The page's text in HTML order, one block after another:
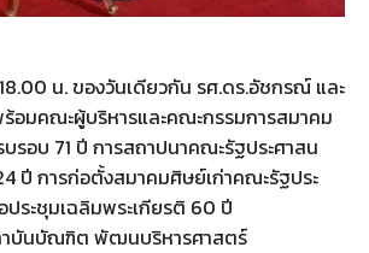
18.00 น. ของวันเดียวกัน รศ.ดร.อัชกรณ์ และ
อมคณะผู้บริหารและคณะกรรมการสมาคม
รอบ 71 ปี การสถาปนาคณะรัฐประศาสน
ปี การก่อตั้งสมาคมศิษย์เก่าคณะรัฐประ
ระชุมเฉลิมพระเกียรติ 60 ปี
าบันบัณฑิต พัฒนบริหารศาสตร์